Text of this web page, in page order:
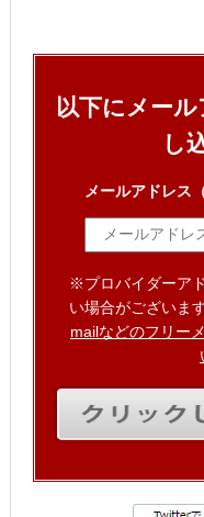
以下にメー
し
メールアドレス
※プロバイダーア
い場合がございま
mailなどのフリー